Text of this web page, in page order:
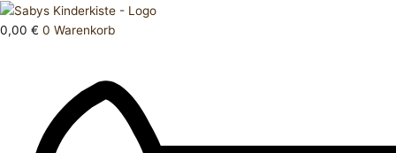
Zum
Inhalt
0,00 € 0 Warenkorb
Products
search
Kleid
110